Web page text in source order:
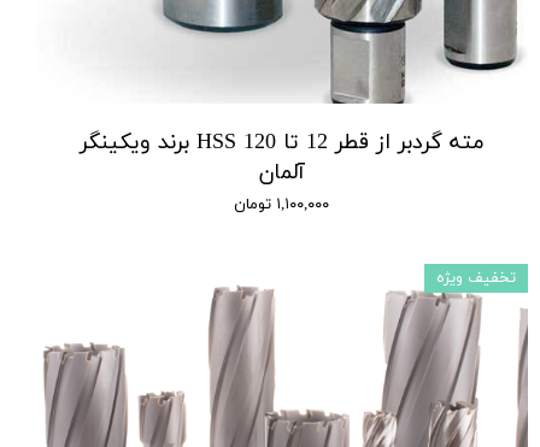
مته گردبر از قطر 12 تا 120 HSS برند ویکینگر
آلمان
۱,۱۰۰,۰۰۰ تومان
تخفیف ویژه